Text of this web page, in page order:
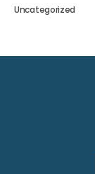
Uncategorized